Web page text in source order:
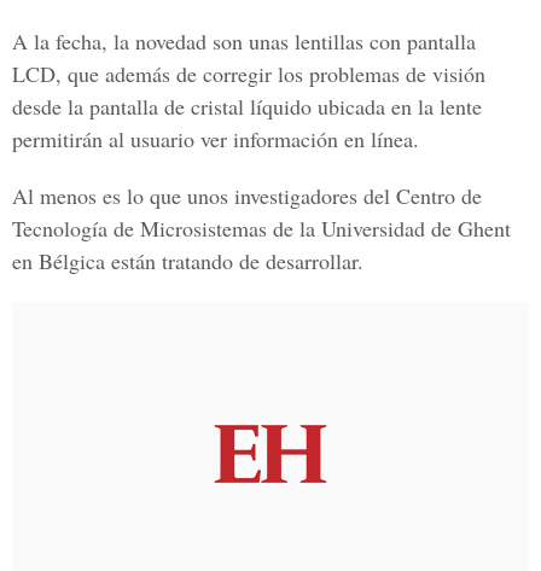
A la fecha, la novedad son unas lentillas con pantalla
LCD, que además de corregir los problemas de visión
desde la pantalla de cristal líquido ubicada en la lente
permitirán al usuario ver información en línea.
Al menos es lo que unos investigadores del Centro de
Tecnología de Microsistemas de la Universidad de Ghent
en Bélgica están tratando de desarrollar.